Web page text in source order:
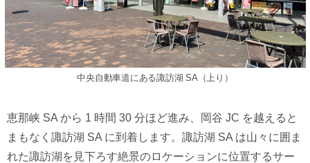
中央⾃動⾞道にある諏訪湖 SA（上り）
恵那峡 SA から 1 時間 30 分ほど進み、岡⾕ JC を越えると
まもなく諏訪湖 SA に到着します。諏訪湖 SA は⼭々に囲ま
れた諏訪湖を⾒下ろす絶景のロケーションに位置するサー